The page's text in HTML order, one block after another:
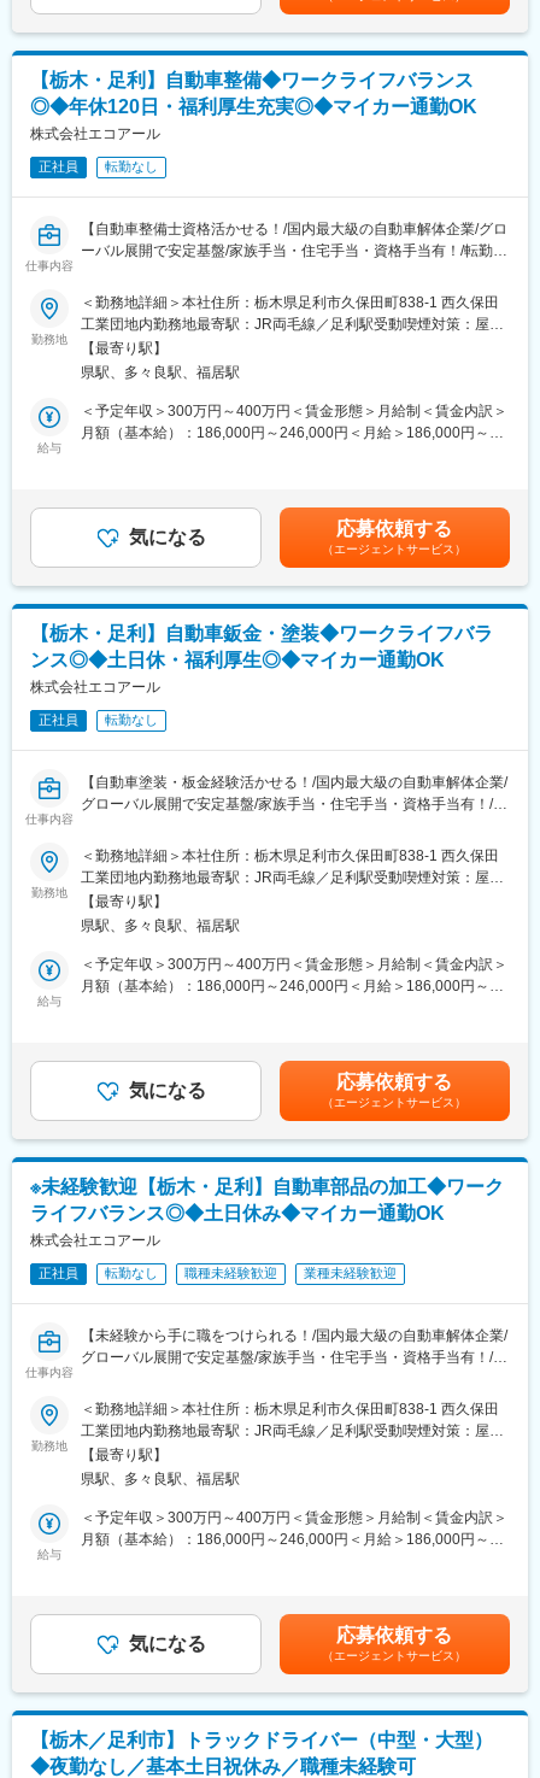
変更の範囲：会社の定める業務
まずは先輩社員の指示のもと作業を行い、徐々に業務に慣れてい
きます。
【安定基盤あり、業績も好調】
国内最大級の自動車解体企業として年間2万6,000台の解体を行っ
また世界50カ国に販売ネットワークを持ちグローバル展開でも実
績を伸ばしているので日本国内・海外での為替変動による業績変
【福利厚生充実】
土日休み・家族手当・住宅手当や資格手当なども完備しており、
ガソリン代の社員価格等生活に直結する福利厚生も整っておりま
す。
■当社について：
車検整備指定工場、鈑金工場も併設しており、車の事は全てを扱
ョンを安価で利用できる他、自動車部品の購入、タイヤ交換、オ
イル交換、車検整備など、社割価格で利用可能です。
変更の範囲：会社の定める業務
性があります。月給(月額)は固定手当を含めた表記です。
【栃木・足利】自動車整備◆ワークライフバランス
◎◆年休120日・福利厚生充実◎◆マイカー通勤OK
株式会社エコアール
正社員 転勤なし
仕事内容
【自動車整備士資格活かせる！/国内最大級の自動車解体企業/グロ
ーバル展開で安定基盤/家族手当・住宅手当・資格手当有！/転勤な
■採用背景：
・国内最大級の自動車解体企業の当社では、事業強化･高まるニー
ズに応えるために新規スタッフを募集しています。
■具体的には：
・指定工場での車検整備
・修理
※多数のメーカーの車に触れられますので幅広い知識を身に付ける
ことができます。
※年に数台、バス架装業務も行います。
（整備士資格者12名、検査員4名他）
■入社後の流れ：
いきます。
その後独り立ちいただき、活躍いただけるようサポートいたしま
■働く魅力：
国内最大級の自動車解体企業として年間2万6,000台の解体を行っ
ています。
また世界50カ国に販売ネットワークを持ちグローバル展開でも実
績を伸ばしているので日本国内・海外での為替変動による業績変
【福利厚生充実】
土日休み・家族手当・住宅手当や資格手当なども完備しており、
車検整備指定工場、鈑金工場も併設しており、車の事は全てを扱
う会社です。車の買取り・解体・再生・再利用化・販売までワン
ストップで対応しているため、顧客から評価を頂いております。
車関連の福利厚生も充実しており、社内のガソリン給油ステーシ
ョンを安価で利用できる他、自動車部品の購入、タイヤ交換、オ
イル交換、車検整備など、社割価格で利用可能です。
勤務地
＜勤務地詳細＞本社住所：栃木県足利市久保田町838-1 西久保田
工業団地内勤務地最寄駅：JR両毛線／足利駅受動喫煙対策：屋内
喫煙可能場所あり変更の範囲：無
【最寄り駅】
県駅、多々良駅、福居駅
給与
＜予定年収＞300万円～400万円＜賃金形態＞月給制＜賃金内訳＞
月額（基本給）：186,000円～246,000円＜月給＞186,000円～
代／2級整備士）自動車検査員あり／平均残業代含む／当社規程手
当含む賃金はあくまでも目安の金額であり、選考を通じて上下す
る可能性があります。月給(月額)は固定手当を含めた表記です。
気になる 応募依頼する
（エージェントサービス）
【栃木・足利】自動車鈑金・塗装◆ワークライフバラ
ンス◎◆土日休・福利厚生◎◆マイカー通勤OK
株式会社エコアール
正社員 転勤なし
仕事内容
【自動車塗装・板金経験活かせる！/国内最大級の自動車解体企業/
グローバル展開で安定基盤/家族手当・住宅手当・資格手当有！/転
■業務概要：
国内最大級の自動車解体企業の当社では、事業強化･高まるニーズ
に応えるために新規スタッフを募集しています。
一般ユーザー、契約会社、自動車メーカー様より依頼された乗用
車や大型・小型バスの鈑金塗装、仕上げを行うお仕事です。
■具体的には…
・バス（大型小型）塗装・架装
・事故車リペア
きます。
■組織構成：
現在6名のスタッフが活躍中です。幅広い年齢層の方が活躍してお
■働く魅力：
国内最大級の自動車解体企業として年間2万6,000台の解体を行っ
ています。
績を伸ばしているので日本国内・海外での為替変動による業績変
動にも影響を受けづらい環境です。
【福利厚生充実】
土日休み・家族手当・住宅手当や資格手当なども完備しており、
す。
ストップで対応しているため、顧客から評価を頂いております。
車関連の福利厚生も充実しており、社内のガソリン給油ステーシ
ョンを安価で利用できる他、自動車部品の購入、タイヤ交換、オ
イル交換、車検整備など、社割価格で利用可能です。
変更の範囲：会社の定める業務
勤務地
＜勤務地詳細＞本社住所：栃木県足利市久保田町838-1 西久保田
工業団地内勤務地最寄駅：JR両毛線／足利駅受動喫煙対策：屋内
喫煙可能場所あり変更の範囲：無
【最寄り駅】
県駅、多々良駅、福居駅
給与
＜予定年収＞300万円～400万円＜賃金形態＞月給制＜賃金内訳＞
月額（基本給）：186,000円～246,000円＜月給＞186,000円～
選考を通じて上下する可能性があります。月給(月額)は固定手当を
含めた表記です。
気になる 応募依頼する
（エージェントサービス）
※未経験歓迎【栃木・足利】自動車部品の加工◆ワーク
ライフバランス◎◆土日休み◆マイカー通勤OK
株式会社エコアール
正社員 転勤なし 職種未経験歓迎 業種未経験歓迎
仕事内容
【未経験から手に職をつけられる！/国内最大級の自動車解体企業/
グローバル展開で安定基盤/家族手当・住宅手当・資格手当有！/転
■業務概要：
国内最大級の自動車解体企業の当社では、事業強化･高まるニーズ
に応えるために新規スタッフを募集しています。
■具体的には：
自動車から取り外された軽量部品を分別･下処理
破砕加工
※マフラーやプラスチック部品、配線関係など重量物はフォークリ
フトやクレーンを使用します。自動車解体のほとんどは専用の重
機で行いますので体の負担なく働くことができる。
はきれいな屋内での作業です。
勤務地
＜勤務地詳細＞本社住所：栃木県足利市久保田町838-1 西久保田
工業団地内勤務地最寄駅：JR両毛線／足利駅受動喫煙対策：屋内
喫煙可能場所あり変更の範囲：無
【最寄り駅】
県駅、多々良駅、福居駅
給与
＜予定年収＞300万円～400万円＜賃金形態＞月給制＜賃金内訳＞
月額（基本給）：186,000円～246,000円＜月給＞186,000円～
選考を通じて上下する可能性があります。月給(月額)は固定手当を
含めた表記です。
気になる 応募依頼する
（エージェントサービス）
【栃木／足利市】トラックドライバー（中型・大型）
◆夜勤なし／基本土日祝休み／職種未経験可